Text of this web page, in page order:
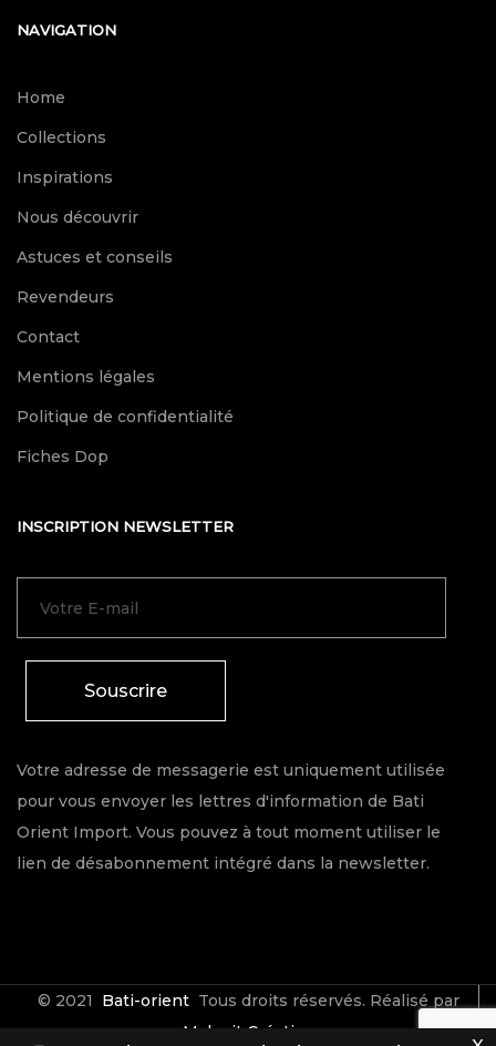
NAVIGATION
Home
Collections
Inspirations
Nous découvrir
Astuces et conseils
Revendeurs
Contact
Mentions légales
Politique de confidentialité
Fiches Dop
INSCRIPTION NEWSLETTER
Souscrire
Votre adresse de messagerie est uniquement utilisée
pour vous envoyer les lettres d'information de Bati
Orient Import. Vous pouvez à tout moment utiliser le
lien de désabonnement intégré dans la newsletter.
© 2021 Bati-orient Tous droits réservés. Réalisé par
Make it Créative